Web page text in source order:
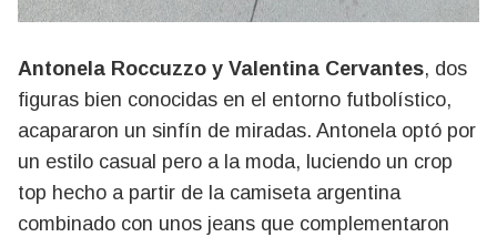
Antonela Roccuzzo y Valentina Cervantes, dos
figuras bien conocidas en el entorno futbolístico,
acapararon un sinfín de miradas. Antonela optó por
un estilo casual pero a la moda, luciendo un crop
top hecho a partir de la camiseta argentina
combinado con unos jeans que complementaron